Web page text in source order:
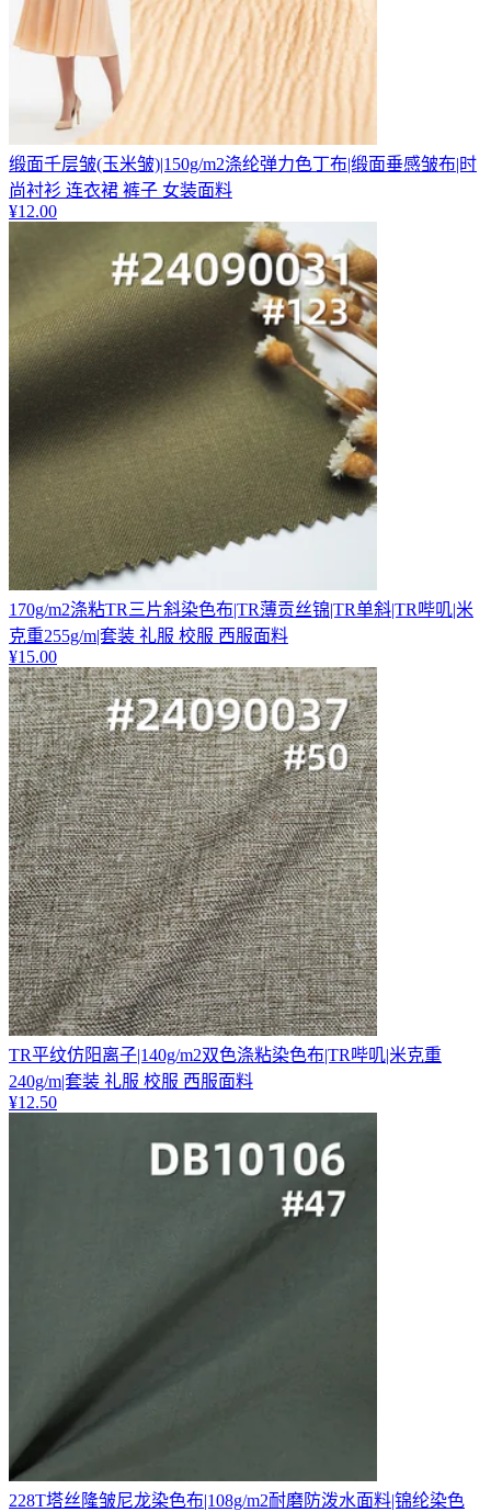
缎面千层皱(玉米皱)|150g/m2涤纶弹力色丁布|缎面垂感皱布|时
尚衬衫 连衣裙 裤子 女装面料
¥12.00
170g/m2涤粘TR三片斜染色布|TR薄贡丝锦|TR单斜|TR哔叽|米
克重255g/m|套装 礼服 校服 西服面料
¥15.00
TR平纹仿阳离子|140g/m2双色涤粘染色布|TR哔叽|米克重
240g/m|套装 礼服 校服 西服面料
¥12.50
228T塔丝隆皱尼龙染色布|108g/m2耐磨防泼水面料|锦纶染色